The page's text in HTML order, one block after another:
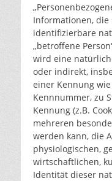
Informationen,
identifizierbare
„betroffene
wird eine
oder indirekt,
einer Kennung
Kennnummer, zu
Kennung (z.B.
mehreren
werden kann, die
physiologischen,
wirtschaftlichen,
Identität dieser